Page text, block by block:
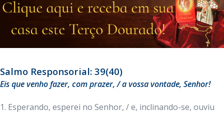
Salmo Responsorial: 39(40)
Eis que venho fazer, com prazer, / a vossa vontade, Senhor!
1. Esperando, esperei no Senhor, / e, inclinando-se, ouviu